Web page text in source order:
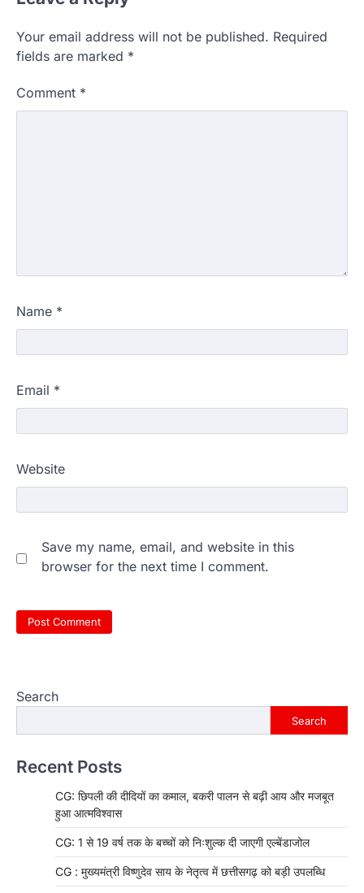
Your email address will not be published. Required
fields are marked *
Comment *
Name *
Email *
Website
Save my name, email, and website in this
browser for the next time I comment.
Search
Search
Recent Posts
CG: छिपली की दीदियों का कमाल, बकरी पालन से बढ़ी आय और मजबूत
हुआ आत्मविश्वास
CG: 1 से 19 वर्ष तक के बच्चों को निःशुल्क दी जाएगी एल्बेंडाजोल
CG : मुख्यमंत्री विष्णुदेव साय के नेतृत्व में छत्तीसगढ़ को बड़ी उपलब्धि